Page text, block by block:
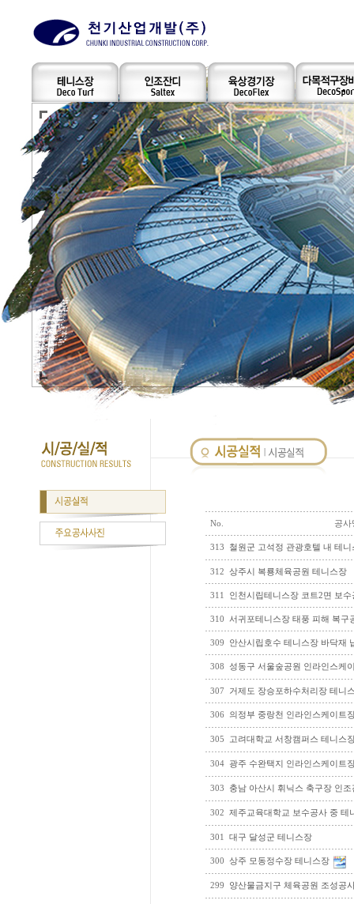
No. 공사
313 철원군 고석정 관광호텔 내 테
312 상주시 복룡체육공원 테니스장
311 인천시립테니스장 코트2면 보수
310 서귀포테니스장 태풍 피해 복구
309 안산시립호수 테니스장 바닥재
308 성동구 서울숲공원 인라인스케
307 거제도 장승포하수처리장 테니
306 의정부 중랑천 인라인스케이트
305 고려대학교 서창캠퍼스 테니스
304 광주 수완택지 인라인스케이트
303 충남 아산시 휘닉스 축구장 인조
302 제주교육대학교 보수공사 중 테
301 대구 달성군 테니스장
300 상주 모동정수장 테니스장
299 양산물금지구 체육공원 조성공